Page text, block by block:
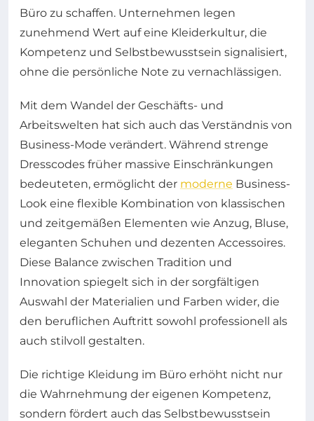
Büro zu schaffen. Unternehmen legen
zunehmend Wert auf eine Kleiderkultur, die
Kompetenz und Selbstbewusstsein signalisiert,
ohne die persönliche Note zu vernachlässigen.
Mit dem Wandel der Geschäfts- und
Arbeitswelten hat sich auch das Verständnis von
Business-Mode verändert. Während strenge
Dresscodes früher massive Einschränkungen
bedeuteten, ermöglicht der moderne Business-
Look eine flexible Kombination von klassischen
und zeitgemäßen Elementen wie Anzug, Bluse,
eleganten Schuhen und dezenten Accessoires.
Diese Balance zwischen Tradition und
Innovation spiegelt sich in der sorgfältigen
Auswahl der Materialien und Farben wider, die
den beruflichen Auftritt sowohl professionell als
auch stilvoll gestalten.
Die richtige Kleidung im Büro erhöht nicht nur
die Wahrnehmung der eigenen Kompetenz,
sondern fördert auch das Selbstbewusstsein